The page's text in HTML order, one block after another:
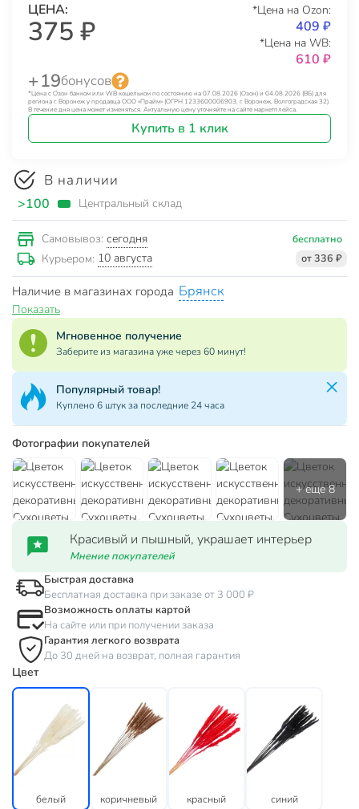
ЦЕНА:
375 ₽
*Цена на Ozon:
409 ₽
*Цена на WB:
610 ₽
+ 19бонусов
*Цена с Озон банком или WB кошельком по состоянию на 07.08.2026 (Озон) и 04.08.2026 (ВБ) для
региона г. Воронеж у продавца ООО «Прайм» (ОГРН 1233600006903, г. Воронеж, Волгоградская 32).
В течение дня цена может изменяться. Актуальную цену уточняйте на сайте маркетплейса.
Купить в 1 клик
В наличии
>100 Центральный склад
Самовывоз: сегодня бесплатно
Курьером: 10 августа от 336 ₽
Наличие в магазинах города Брянск
Показать
Мгновенное получение
Заберите из магазина уже через 60 минут!
Популярный товар!
Куплено 6 штук за последние 24 часа
Фотографии покупателей
Красивый и пышный, украшает интерьер
Мнение покупателей
Быстрая доставка
Бесплатная доставка при заказе от 3 000 ₽
Возможность оплаты картой
На сайте или при получении заказа
Гарантия легкого возврата
До 30 дней на возврат, полная гарантия
Цвет
белый коричневый красный синий